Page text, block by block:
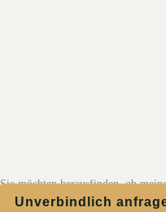
Sie möchten herausfinden, ob
Unverbindlich